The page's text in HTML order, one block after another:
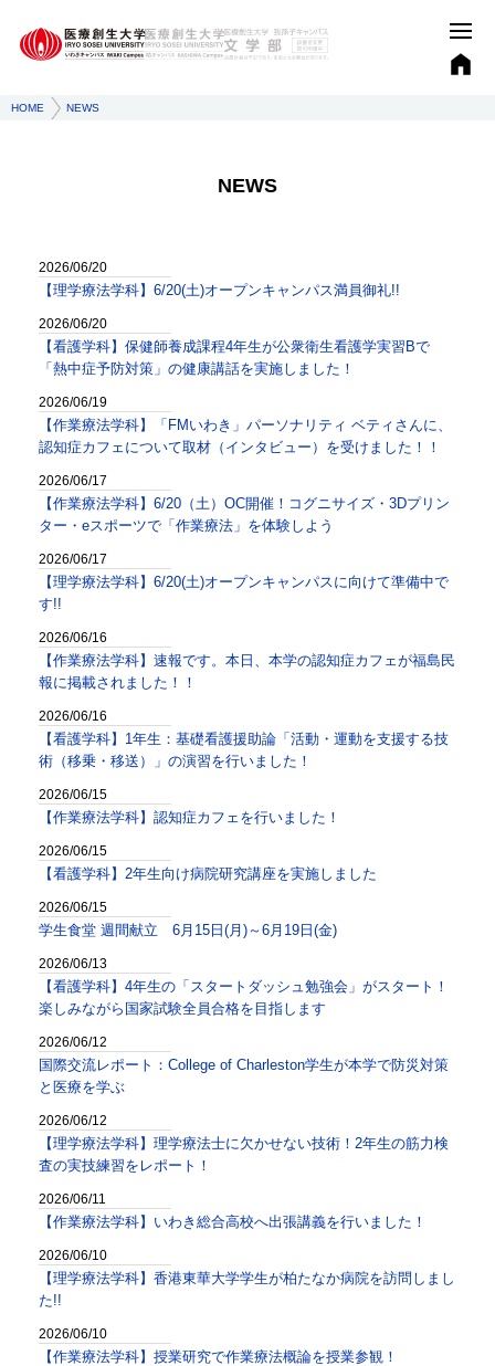
HOME NEWS
NEWS
2026/06/20
【理学療法学科】6/20(土)オープンキャンパス満員御礼!!
2026/06/20
【看護学科】保健師養成課程4年生が公衆衛生看護学実習Bで
「熱中症予防対策」の健康講話を実施しました！
2026/06/19
【作業療法学科】「FMいわき」パーソナリティ ベティさんに、
認知症カフェについて取材（インタビュー）を受けました！！
2026/06/17
【作業療法学科】6/20（土）OC開催！コグニサイズ・3Dプリン
ター・eスポーツで「作業療法」を体験しよう
2026/06/17
【理学療法学科】6/20(土)オープンキャンパスに向けて準備中で
す!!
2026/06/16
【作業療法学科】速報です。本日、本学の認知症カフェが福島民
報に掲載されました！！
2026/06/16
【看護学科】1年生：基礎看護援助論「活動・運動を支援する技
術（移乗・移送）」の演習を行いました！
2026/06/15
【作業療法学科】認知症カフェを行いました！
2026/06/15
【看護学科】2年生向け病院研究講座を実施しました
2026/06/15
学生食堂 週間献立 6月15日(月)～6月19日(金)
2026/06/13
【看護学科】4年生の「スタートダッシュ勉強会」がスタート！
楽しみながら国家試験全員合格を目指します
2026/06/12
国際交流レポート：College of Charleston学生が本学で防災対策
と医療を学ぶ
2026/06/12
【理学療法学科】理学療法士に欠かせない技術！2年生の筋力検
査の実技練習をレポート！
2026/06/11
【作業療法学科】いわき総合高校へ出張講義を行いました！
2026/06/10
【理学療法学科】香港東華大学学生が柏たなか病院を訪問しまし
た!!
2026/06/10
【作業療法学科】授業研究で作業療法概論を授業参観！